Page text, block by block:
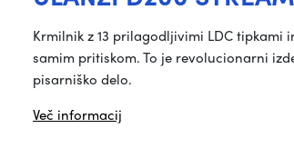
Krmilnik z 13 prilagodljivimi LDC
samim pritiskom. To je revolucionarni
pisarniško delo.
Več informacij